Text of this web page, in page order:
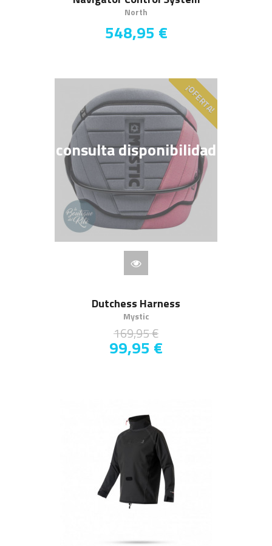
North
548,95 €
¡OFERTA!
Dutchess Harness
Mystic
169,95 €
99,95 €
consulta disponibilidad